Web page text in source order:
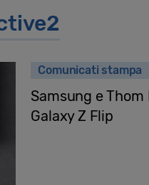
Comunicati stampa
Samsung e
Galaxy Z Flip